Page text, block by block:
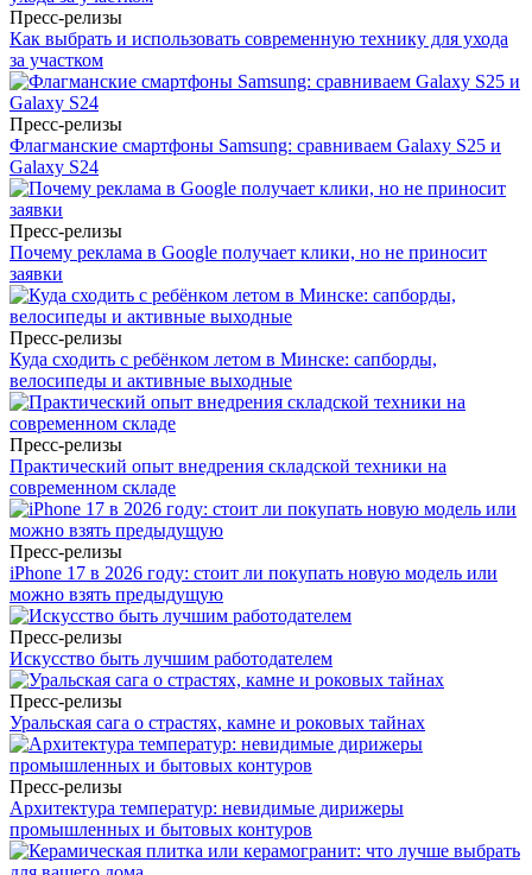
Пресс-релизы
Как выбрать и использовать современную технику для ухода
за участком
Пресс-релизы
Флагманские смартфоны Samsung: сравниваем Galaxy S25 и
Galaxy S24
Пресс-релизы
Почему реклама в Google получает клики, но не приносит
заявки
Пресс-релизы
Куда сходить с ребёнком летом в Минске: сапборды,
велосипеды и активные выходные
Пресс-релизы
Практический опыт внедрения складской техники на
современном складе
Пресс-релизы
iPhone 17 в 2026 году: стоит ли покупать новую модель или
можно взять предыдущую
Пресс-релизы
Искусство быть лучшим работодателем
Пресс-релизы
Уральская сага о страстях, камне и роковых тайнах
Пресс-релизы
Архитектура температур: невидимые дирижеры
промышленных и бытовых контуров